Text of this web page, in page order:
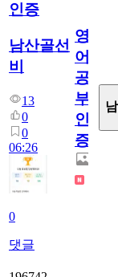
인증
남산골선
비
13
0
0
06:26
0
댓글
영
어
공
부
인
증